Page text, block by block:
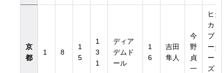
京
都
1 8
1
5
1
3
1
ディア
デムド
ール
1
6
吉田
隼人
今
野
貞
一
ヒダ
カ・
ブリ
ーダ
ー
ズ・